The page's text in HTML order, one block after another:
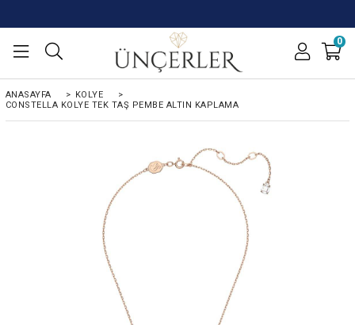
0
ANASAYFA > KOLYE
>
CONSTELLA KOLYE TEK TAŞ PEMBE ALTIN KAPLAMA